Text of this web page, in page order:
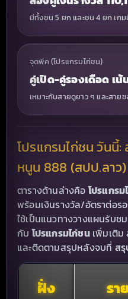
มีทั้งชน 5 ยก และชน 4 ยก เกม
จุดพีค (โปรแกรมไก่ชน)
คู่เปิด-คู่รองเดือด เน้
เหมาะกับสายดูยาว ๆ และสาย
โปรแกรมไก่ชน วันนี้
หนูน 888 (สปป.ลาว)
ตารางด้านล่างคือโปรแกรม
พร้อมเงินรางวัล/อัตราต่อร
ใช้เป็นแนวทางวางแผนรับ
กับโปรแกรมไก่ชนเพิ่มเติม
และติดตามสรุปหลังจบที่ ส
ฝั่ง
รา